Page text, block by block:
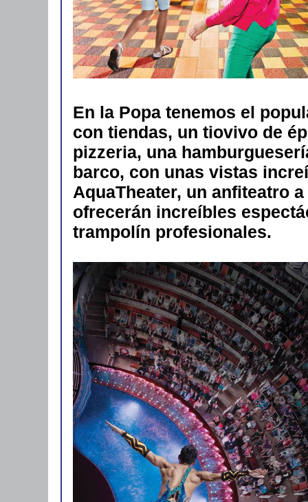
En la Popa tenemos el
con tiendas, un tiovivo de
pizzeria, una
barco, con unas vistas
AquaTheater, un anfiteatro
ofrecerán increíbles
trampolín profesionales.